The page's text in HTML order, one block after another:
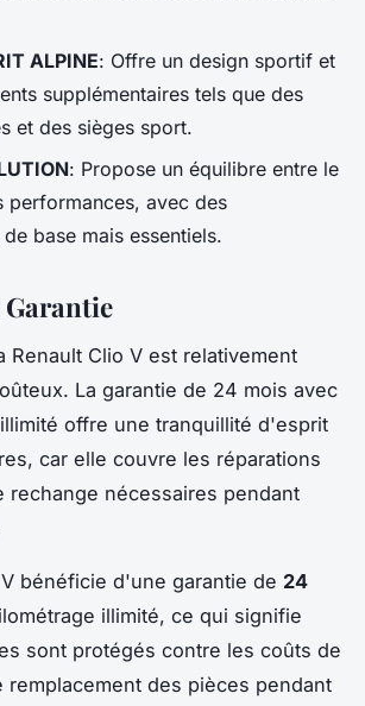
ALPINE: Offre un design sportif et
supplémentaires tels que des
et des sièges sport.
: Propose un équilibre entre le
performances, avec des
base mais essentiels.
Renault Clio V est relativement
La garantie de 24 mois avec
offre une tranquillité d'esprit
car elle couvre les réparations
rechange nécessaires pendant
bénéficie d'une garantie de 24
illimité, ce qui signifie
sont protégés contre les coûts de
remplacement des pièces pendant